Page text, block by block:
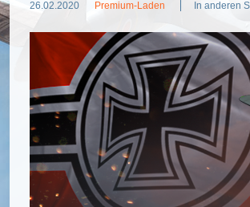
26.02.2020 Premium-Laden In anderen